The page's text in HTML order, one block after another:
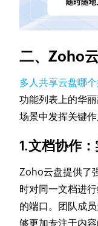
二、Zoho
多人共享云盘哪
功能列表上的华
场景中发挥关键作
1.文档协作
Zoho云盘提供了
时对同一文档进
的端口。团队成
够更加专注于内